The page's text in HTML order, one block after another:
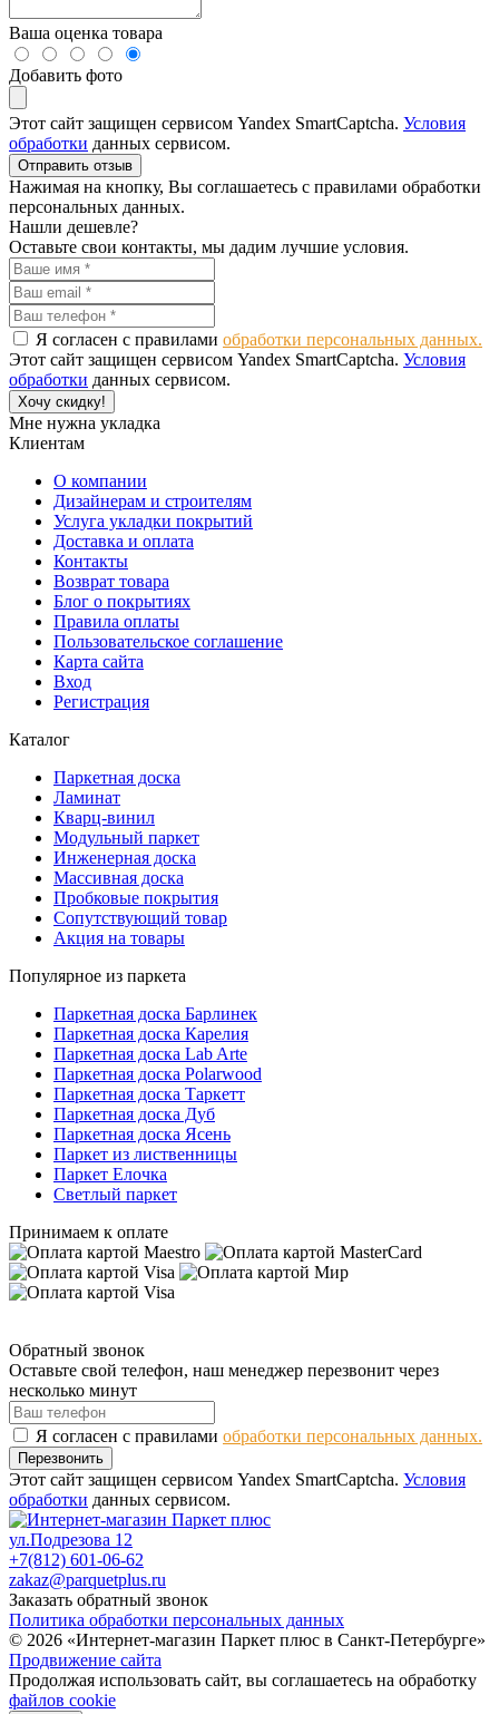
Ваша оценка товара
Добавить фото
Этот сайт защищен сервисом Yandex SmartCaptcha. Условия
обработки данных сервисом.
Отправить отзыв
Нажимая на кнопку, Вы соглашаетесь с правилами обработки
персональных данных.
Нашли дешевле?
Оставьте свои контакты, мы дадим лучшие условия.
Я согласен с правилами обработки персональных данных.
Этот сайт защищен сервисом Yandex SmartCaptcha. Условия
обработки данных сервисом.
Хочу скидку!
Мне нужна укладка
Клиентам
О компании
Дизайнерам и строителям
Услуга укладки покрытий
Доставка и оплата
Контакты
Возврат товара
Блог о покрытиях
Правила оплаты
Пользовательское соглашение
Карта сайта
Вход
Регистрация
Каталог
Паркетная доска
Ламинат
Кварц-винил
Модульный паркет
Инженерная доска
Массивная доска
Пробковые покрытия
Сопутствующий товар
Акция на товары
Популярное из паркета
Паркетная доска Барлинек
Паркетная доска Карелия
Паркетная доска Lab Arte
Паркетная доска Polarwood
Паркетная доска Таркетт
Паркетная доска Дуб
Паркетная доска Ясень
Паркет из лиственницы
Паркет Елочка
Светлый паркет
Принимаем к оплате
Обратный звонок
Оставьте свой телефон, наш менеджер перезвонит через
несколько минут
Я согласен с правилами обработки персональных данных.
Перезвонить
Этот сайт защищен сервисом Yandex SmartCaptcha. Условия
обработки данных сервисом.
ул.Подрезова 12
+7(812) 601-06-62
zakaz@parquetplus.ru
Заказать обратный звонок
Политика обработки персональных данных
© 2026 «Интернет-магазин Паркет плюс в Санкт-Петербурге»
Продвижение сайта
Продолжая использовать сайт, вы соглашаетесь на обработку
файлов cookie